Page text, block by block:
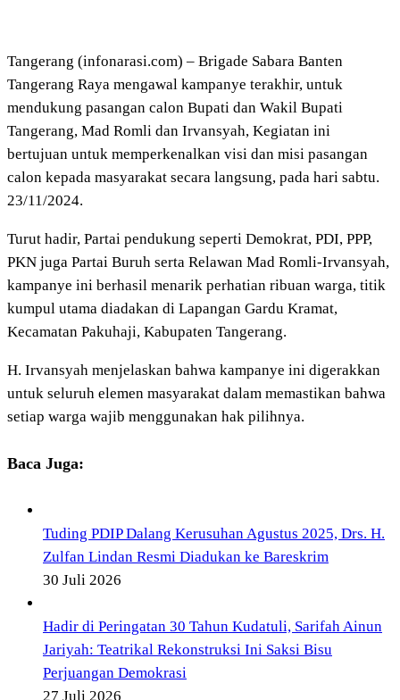
Tangerang (infonarasi.com) – Brigade Sabara Banten
Tangerang Raya mengawal kampanye terakhir, untuk
mendukung pasangan calon Bupati dan Wakil Bupati
Tangerang, Mad Romli dan Irvansyah, Kegiatan ini
bertujuan untuk memperkenalkan visi dan misi pasangan
calon kepada masyarakat secara langsung, pada hari sabtu.
23/11/2024.
Turut hadir, Partai pendukung seperti Demokrat, PDI, PPP,
PKN juga Partai Buruh serta Relawan Mad Romli-Irvansyah,
kampanye ini berhasil menarik perhatian ribuan warga, titik
kumpul utama diadakan di Lapangan Gardu Kramat,
Kecamatan Pakuhaji, Kabupaten Tangerang.
H. Irvansyah menjelaskan bahwa kampanye ini digerakkan
untuk seluruh elemen masyarakat dalam memastikan bahwa
setiap warga wajib menggunakan hak pilihnya.
Baca Juga:
Tuding PDIP Dalang Kerusuhan Agustus 2025, Drs. H.
Zulfan Lindan Resmi Diadukan ke Bareskrim
30 Juli 2026
Hadir di Peringatan 30 Tahun Kudatuli, Sarifah Ainun
Jariyah: Teatrikal Rekonstruksi Ini Saksi Bisu
Perjuangan Demokrasi
27 Juli 2026